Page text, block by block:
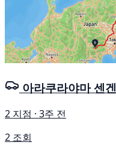
아라쿠라야마 센
2 지점 · 3주 전
2 조회